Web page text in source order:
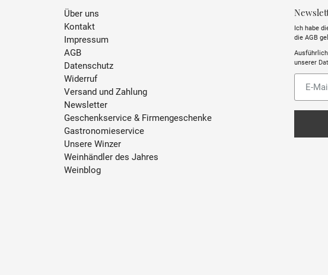
Über uns
Kontakt
Impressum
AGB
Datenschutz
Widerruf
Versand und Zahlung
Newsletter
Geschenkservice & Firmengeschenke
Gastronomieservice
Unsere Winzer
Weinhändler des Jahres
Weinblog
Ich habe
die AGB
unserer